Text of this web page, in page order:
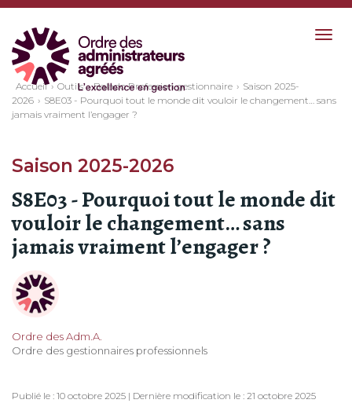
Accueil Outils Balado Profession gestionnaire
Saison 2025-
2026
S8E03 - Pourquoi tout le monde dit vouloir le changement… sans
jamais vraiment l’engager ?
Saison 2025-2026
S8E03 - Pourquoi tout le monde dit
vouloir le changement… sans
jamais vraiment l’engager ?
Ordre des Adm.A.
Ordre des gestionnaires professionnels
Publié le : 10 octobre 2025 | Dernière modification le : 21 octobre 2025